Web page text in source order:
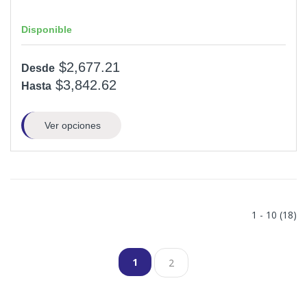
Disponible
Desde $2,677.21
Hasta $3,842.62
Ver opciones
1 - 10 (18)
1 2